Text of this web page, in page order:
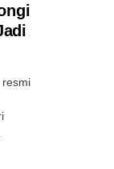
resmi